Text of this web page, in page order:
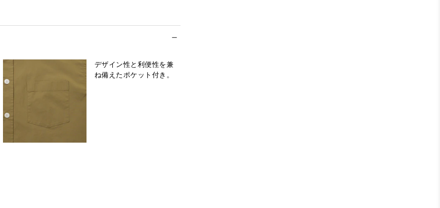
デザイン性と利便性を兼
ね備えたポケット付き。